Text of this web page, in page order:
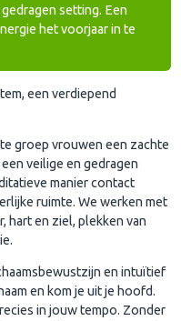
setting. Een
het voorjaar in te
een verdiepend
groep vrouwen een zachte
veilige en gedragen
manier contact
ruimte. We werken met
hart en ziel, plekken van
en intuïtief
en kom je uit je hoofd.
in jouw tempo. Zonder